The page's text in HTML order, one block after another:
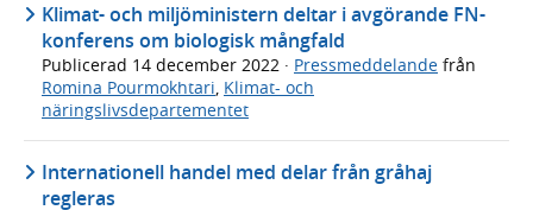
Klimat- och miljöministern deltar i avgörande FN-
konferens om biologisk mångfald
Publicerad 14 december 2022 · Pressmeddelande från
Romina Pourmokhtari, Klimat- och
näringslivsdepartementet
Internationell handel med delar från gråhaj
regleras